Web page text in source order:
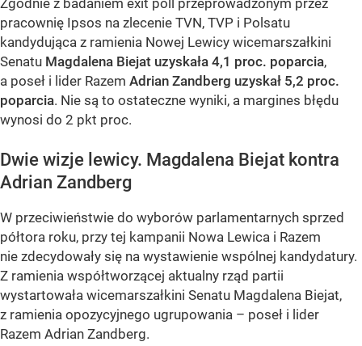
Zgodnie z badaniem exit poll przeprowadzonym przez
pracownię Ipsos na zlecenie TVN, TVP i Polsatu
kandydująca z ramienia Nowej Lewicy wicemarszałkini
Senatu Magdalena Biejat uzyskała 4,1 proc. poparcia,
a poseł i lider Razem Adrian Zandberg uzyskał 5,2 proc.
poparcia. Nie są to ostateczne wyniki, a margines błędu
wynosi do 2 pkt proc.
Dwie wizje lewicy. Magdalena Biejat kontra
Adrian Zandberg
W przeciwieństwie do wyborów parlamentarnych sprzed
półtora roku, przy tej kampanii Nowa Lewica i Razem
nie zdecydowały się na wystawienie wspólnej kandydatury.
Z ramienia współtworzącej aktualny rząd partii
wystartowała wicemarszałkini Senatu Magdalena Biejat,
z ramienia opozycyjnego ugrupowania – poseł i lider
Razem Adrian Zandberg.